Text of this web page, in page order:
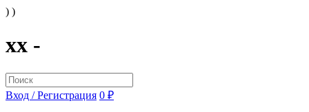
) )
xx -
Вход / Регистрация 0 ₽